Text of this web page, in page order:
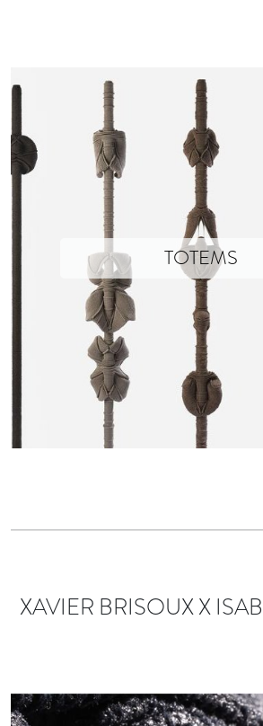
TOTEMS
Photographs © studio.b.helle
XAVIER BRISOUX X